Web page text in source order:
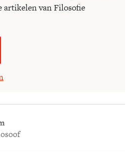
artikelen van Filosofie